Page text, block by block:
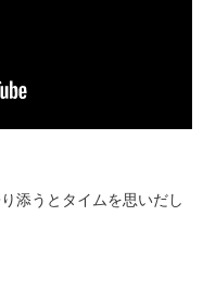
添うとタイムを思いだし